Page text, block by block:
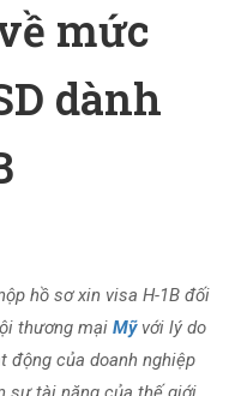
mức
dành
hồ sơ xin visa H-1B đối
thương mại Mỹ với lý do
động của doanh nghiệp